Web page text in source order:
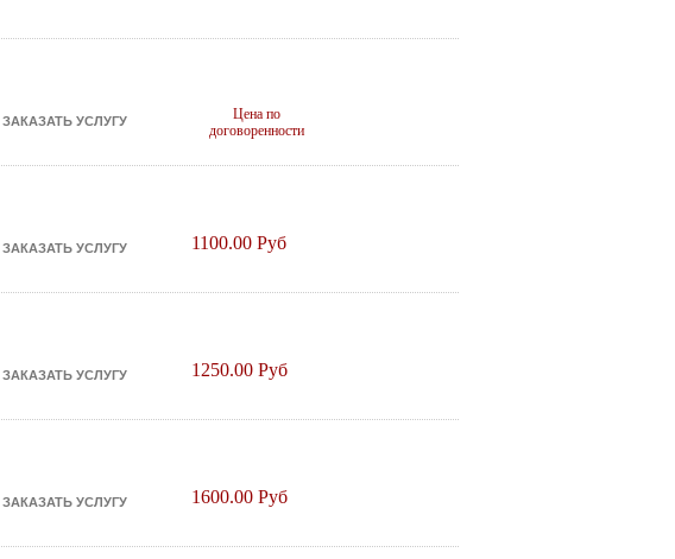
Цена по
договоренности
1100.00 Руб
1250.00 Руб
1600.00 Руб